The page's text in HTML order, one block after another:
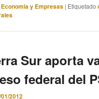
Economia y Empresas | Etiquetado
Sur aporta
federal del
2012